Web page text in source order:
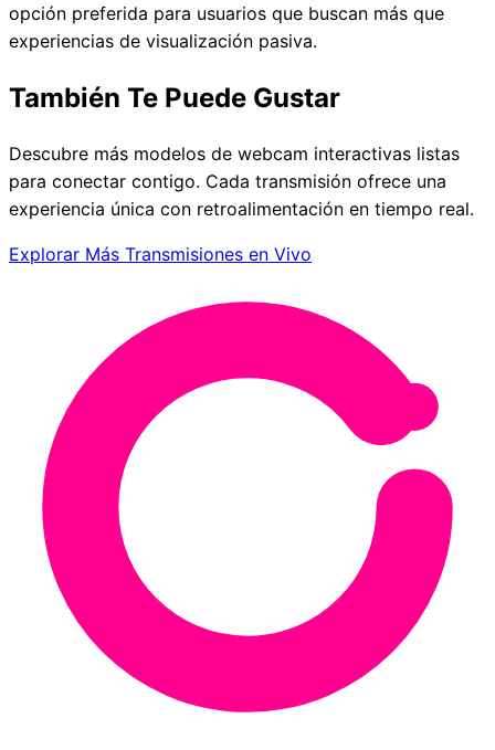
opción preferida para usuarios que buscan más que
experiencias de visualización pasiva.
También Te Puede Gustar
Descubre más modelos de webcam interactivas listas
para conectar contigo. Cada transmisión ofrece una
experiencia única con retroalimentación en tiempo real.
Explorar Más Transmisiones en Vivo